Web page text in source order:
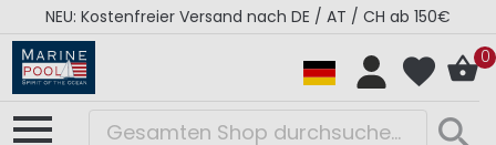
NEU: Kostenfreier Versand nach DE / AT / CH ab 150€
0